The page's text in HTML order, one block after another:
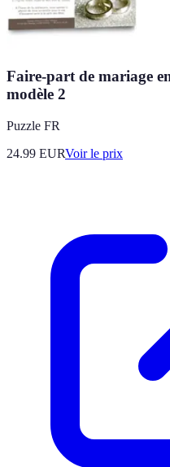
Faire-part de mariage
modèle 2
Puzzle FR
24.99 EURVoir le prix